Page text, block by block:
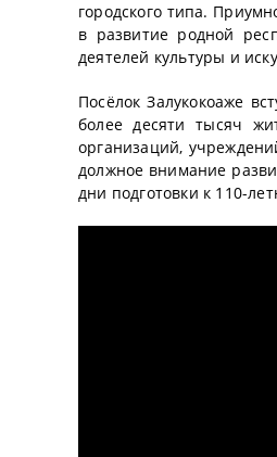
городского типа.
в развитие родной
деятелей культуры и
Посёлок Залукокоаже
более десяти тысяч
организаций,
должное внимание
дни подготовки к 110-